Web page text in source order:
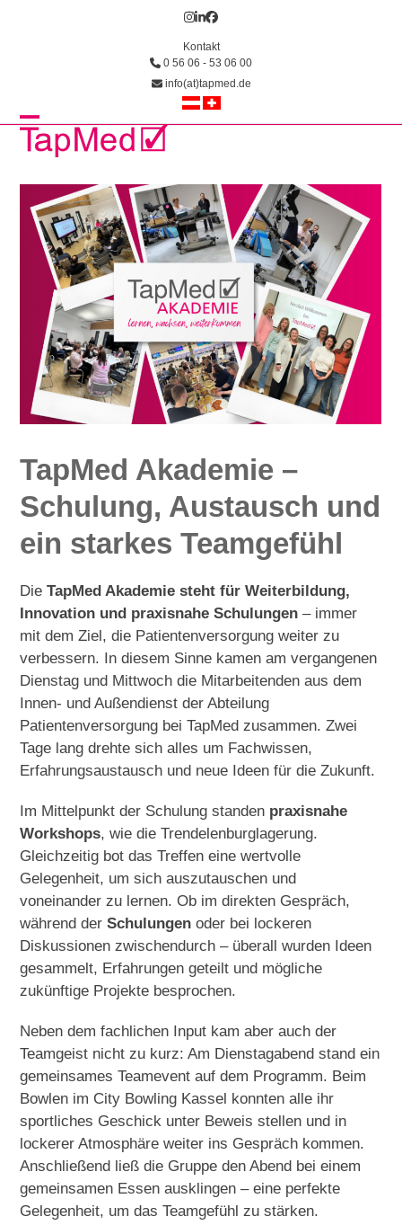
Instagram
LinkedIn
Facebook
Kontakt
0 56 06 - 53 06 00
info(at)tapmed.de
Open
menu
Close
menu
TapMed Akademie –
Schulung, Austausch und
ein starkes Teamgefühl
DieTapMed Akademie steht für Weiterbildung,
Innovation und praxisnahe Schulungen – immer
mit dem Ziel, die Patientenversorgung weiter zu
verbessern. In diesem Sinne kamen am vergangenen
Dienstag und Mittwoch die Mitarbeitenden aus dem
Innen- und Außendienst der Abteilung
Patientenversorgung bei TapMed zusammen. Zwei
Tage lang drehte sich alles um Fachwissen,
Erfahrungsaustausch und neue Ideen für die Zukunft.
Im Mittelpunkt der Schulung standen praxisnahe
Workshops, wie die Trendelenburglagerung.
Gleichzeitig bot das Treffen eine wertvolle
Gelegenheit, um sich auszutauschen und
voneinander zu lernen. Ob im direkten Gespräch,
während derSchulungen oder bei lockeren
Diskussionen zwischendurch – überall wurden Ideen
gesammelt, Erfahrungen geteilt und mögliche
zukünftige Projekte besprochen.
Neben dem fachlichen Input kam aber auch der
Teamgeist nicht zu kurz: Am Dienstagabend stand ein
gemeinsames Teamevent auf dem Programm. Beim
Bowlen im City Bowling Kassel konnten alle ihr
sportliches Geschick unter Beweis stellen und in
lockerer Atmosphäre weiter ins Gespräch kommen.
Anschließend ließ die Gruppe den Abend bei einem
gemeinsamen Essen ausklingen – eine perfekte
Gelegenheit, um das Teamgefühl zu stärken.